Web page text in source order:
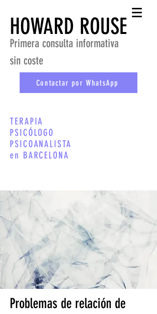
HOWARD ROUSE
Primera consulta informativa
sin coste
Contactar por WhatsApp
TERAPIA
PSICÓLOGO
PSICOANALISTA
en BARCELONA
Problemas de relación de